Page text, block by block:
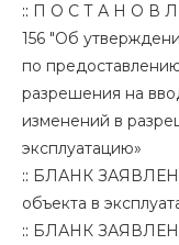
:: П О С Т А Н О В Л
156 "Об
по
разрешения на
изменений в
эксплуатацию»
:: БЛАНК
объекта в
:: БЛАНК